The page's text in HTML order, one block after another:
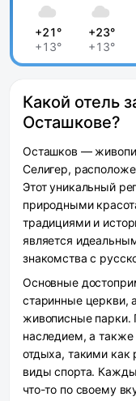
+21°
+13°
+23°
+13°
Какой отель
Осташкове?
Осташков —
Селигер,
Этот уникальный
природными
традициями и
является
знакомства с
Основные
старинные церкви,
живописные парки.
наследием, а
отдыха, такими как
виды спорта.
что-то по своему